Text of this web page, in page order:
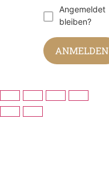
Angemeldet
bleiben?
ANMELDEN